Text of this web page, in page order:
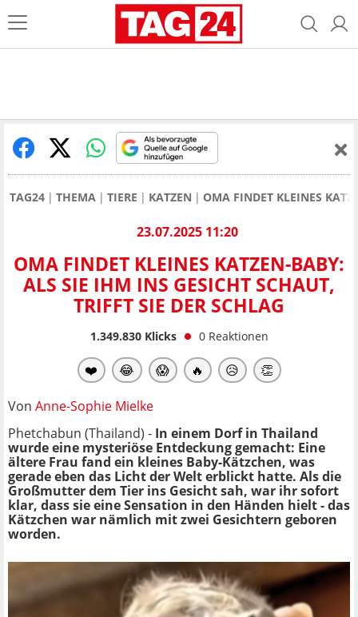
TAG24 THEMA TIERE KATZEN OMA FINDET KLEINES
23.07.2025 11:20
OMA FINDET KLEINES KATZEN-BABY:
ALS SIE IHM INS GESICHT SCHAUT,
TRIFFT SIE DER SCHLAG
1.349.830Klicks 0 Reaktionen
❤️ 😂 😱 🔥 😥 👏
Von Anne-Sophie Mielke
Phetchabun (Thailand) - In einem Dorf in Thailand
wurde eine mysteriöse Entdeckung gemacht: Eine
ältere Frau fand ein kleines Baby-Kätzchen, was
gerade eben das Licht der Welt erblickt hatte. Als die
Großmutter dem Tier ins Gesicht sah, war ihr sofort
klar, dass sie eine Sensation in den Händen hielt - das
Kätzchen war nämlich mit zwei Gesichtern geboren
worden.